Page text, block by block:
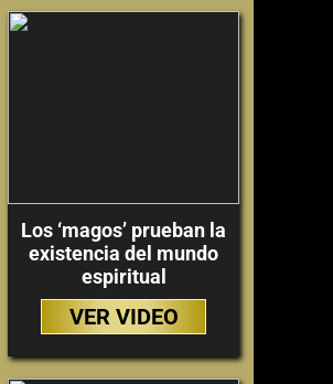
Los ‘magos’ prueban la
existencia del mundo
espiritual
VER VIDEO